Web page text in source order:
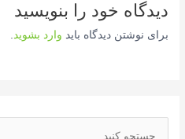
دیدگاه‌ خود را بنویسید
برای نوشتن دیدگاه باید وارد بشوید.